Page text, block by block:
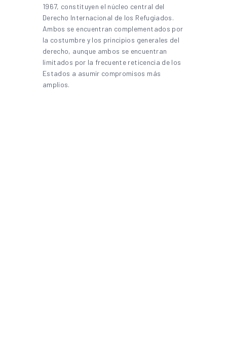
1967, constituyen el núcleo central del
Derecho Internacional de los Refugiados.
Ambos se encuentran complementados por
la costumbre y los principios generales del
derecho, aunque ambos se encuentran
limitados por la frecuente reticencia de los
Estados a asumir compromisos más
amplios.